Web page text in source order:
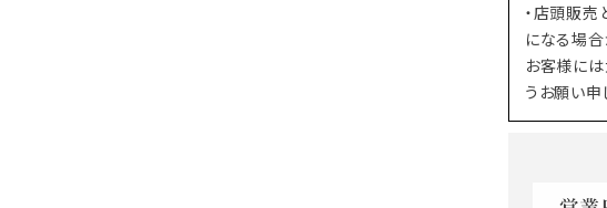
・店頭販売
になる場合
お客様に
うお願い申